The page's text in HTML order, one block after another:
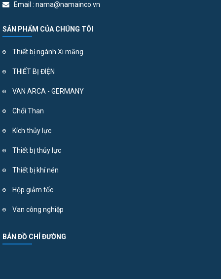
Email : nama@namainco.vn
SẢN PHẨM CỦA CHÚNG TÔI
Thiết bị ngành Xi măng
THIẾT BỊ ĐIỆN
VAN ARCA - GERMANY
Chổi Than
Kích thủy lực
Thiết bị thủy lực
Thiết bị khí nén
Hộp giảm tốc
Van công nghiệp
BẢN ĐỒ CHỈ ĐƯỜNG